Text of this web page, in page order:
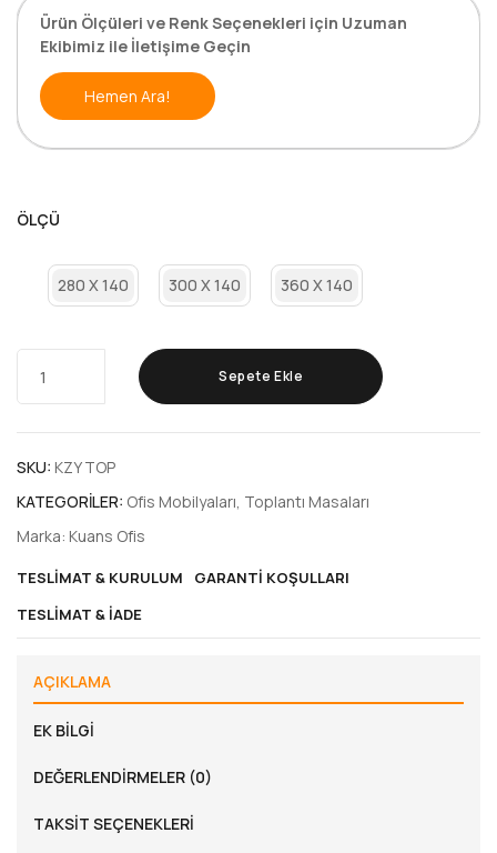
Ürün Ölçüleri ve Renk Seçenekleri için Uzuman
Ekibimiz ile İletişime Geçin
Hemen Ara!
ÖLÇÜ
280 X 140 300 X 140 360 X 140
Sepete Ekle
SKU: KZY TOP
KATEGORILER: Ofis Mobilyaları, Toplantı Masaları
Marka: Kuans Ofis
TESLIMAT & KURULUM
GARANTI KOŞULLARI
TESLIMAT & İADE
AÇIKLAMA
EK BILGI
DEĞERLENDIRMELER (0)
TAKSIT SEÇENEKLERI